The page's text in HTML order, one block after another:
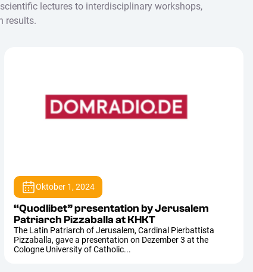
lectures to interdisciplinary workshops,
results.
Oktober 1, 2024
“Quodlibet” presentation by Jerusalem
Patriarch Pizzaballa at KHKT
The Latin Patriarch of Jerusalem, Cardinal Pierbattista
Pizzaballa, gave a presentation on Dezember 3 at the
Cologne University of Catholic...